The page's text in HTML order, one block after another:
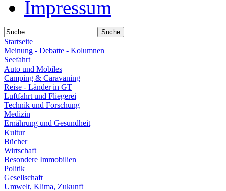
Impressum
Startseite
Meinung - Debatte - Kolumnen
Seefahrt
Auto und Mobiles
Camping & Caravaning
Reise - Länder in GT
Luftfahrt und Fliegerei
Technik und Forschung
Medizin
Ernährung und Gesundheit
Kultur
Bücher
Wirtschaft
Besondere Immobilien
Politik
Gesellschaft
Umwelt, Klima, Zukunft